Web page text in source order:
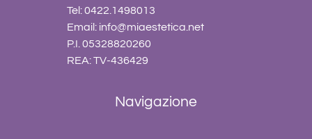
Tel: 0422.1498013
Email: info@miaestetica.net
P.I. 05328820260
REA: TV-436429
Navigazione